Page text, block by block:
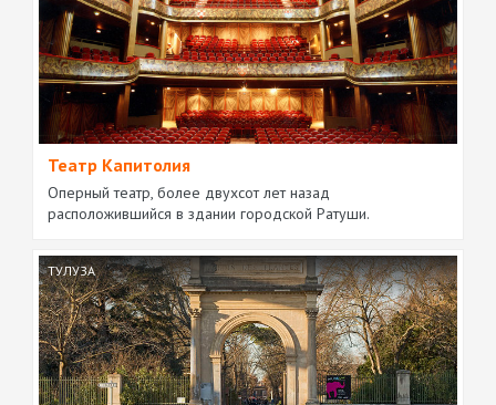
Театр Капитолия
Оперный театр, более двухсот лет назад
расположившийся в здании городской Ратуши.
ТУЛУЗА